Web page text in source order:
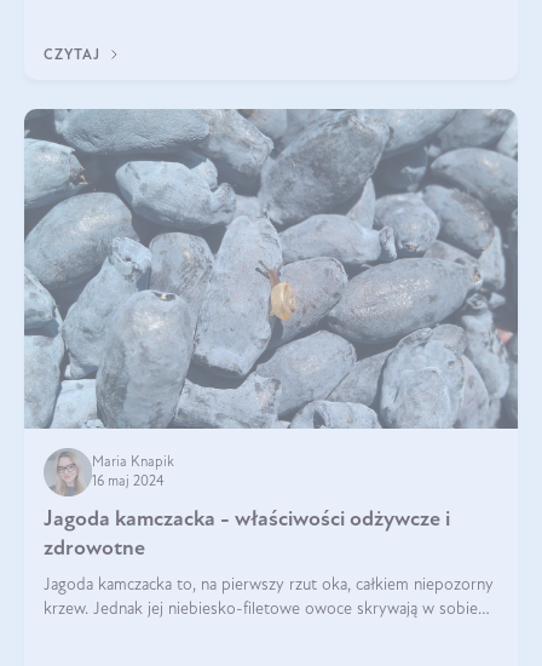
CZYTAJ
Maria Knapik
16 maj 2024
Jagoda kamczacka - właściwości odżywcze i
zdrowotne
Jagoda kamczacka to, na pierwszy rzut oka, całkiem niepozorny
krzew. Jednak jej niebiesko-filetowe owoce skrywają w sobie